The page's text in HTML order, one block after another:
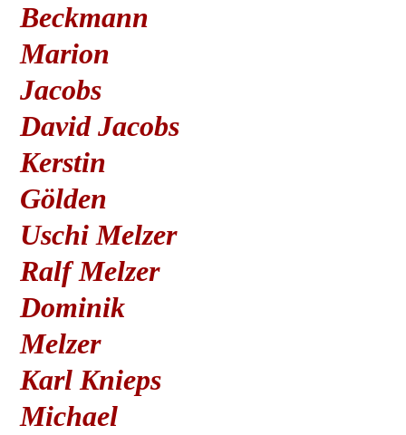
Beckmann
Marion
Jacobs
David Jacobs
Kerstin
Gölden
Uschi Melzer
Ralf Melzer
Dominik
Melzer
Karl Knieps
Michael